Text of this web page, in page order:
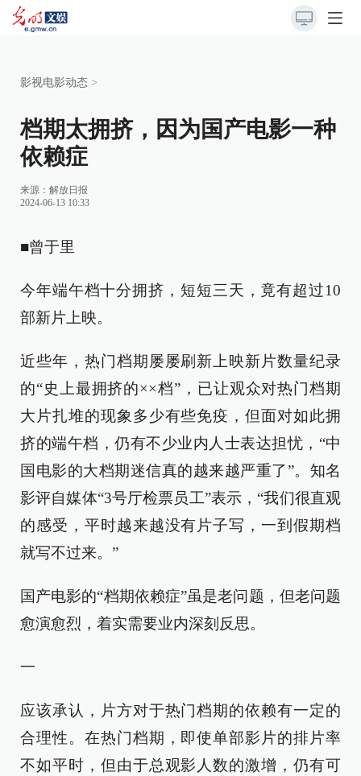
影视电影动态 >
档期太拥挤，因为国产电影一种
依赖症
来源： 解放日报
2024-06-13 10:33
■曾于里
今年端午档十分拥挤，短短三天，竟有超过10
部新片上映。
近些年，热门档期屡屡刷新上映新片数量纪录
的“史上最拥挤的××档”，已让观众对热门档期
大片扎堆的现象多少有些免疫，但面对如此拥
挤的端午档，仍有不少业内人士表达担忧，“中
国电影的大档期迷信真的越来越严重了”。知名
影评自媒体“3号厅检票员工”表示，“我们很直观
的感受，平时越来越没有片子写，一到假期档
就写不过来。”
国产电影的“档期依赖症”虽是老问题，但老问题
愈演愈烈，着实需要业内深刻反思。
一
应该承认，片方对于热门档期的依赖有一定的
合理性。在热门档期，即使单部影片的排片率
不如平时，但由于总观影人数的激增，仍有可